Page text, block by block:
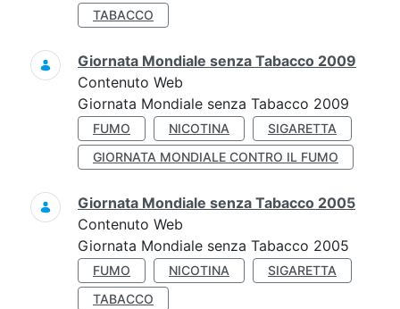
TABACCO
Giornata Mondiale senza Tabacco 2009
Contenuto Web
Giornata Mondiale senza Tabacco 2009
FUMO NICOTINA
SIGARETTA
GIORNATA MONDIALE CONTRO IL FUMO
Giornata Mondiale senza Tabacco 2005
Contenuto Web
Giornata Mondiale senza Tabacco 2005
FUMO NICOTINA
SIGARETTA
TABACCO